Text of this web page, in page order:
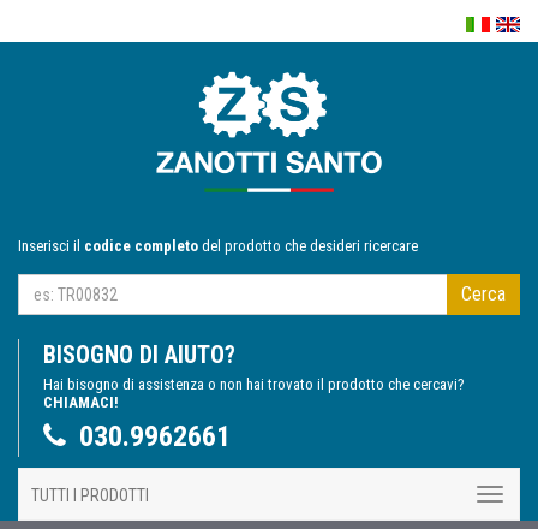
Inserisci il codice completo del prodotto che desideri ricercare
Cerca
BISOGNO DI AIUTO?
Hai bisogno di assistenza o non hai trovato il prodotto che cercavi?
CHIAMACI!
030.9962661
TUTTI I PRODOTTI